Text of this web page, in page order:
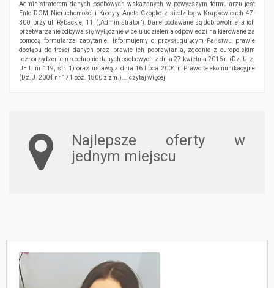
Administratorem danych osobowych wskazanych w powyższym formularzu jest
EnterDOM Nieruchomości i Kredyty Aneta Czopko z siedzibą w Krapkowicach 47-
300, przy ul. Rybackiej 11, („Administrator”). Dane podawane są dobrowolnie, a ich
przetwarzanie odbywa się wyłącznie w celu udzielenia odpowiedzi na kierowane za
pomocą formularza zapytanie. Informujemy o przysługującym Państwu prawie
dostępu do treści danych oraz prawie ich poprawiania, zgodnie z europejskim
rozporządzeniem o ochronie danych osobowych z dnia 27 kwietnia 2016 r. (Dz. Urz.
UE L nr 119, str. 1) oraz ustawą z dnia 16 lipca 2004 r. Prawo telekomunikacyjne
(Dz.U. 2004 nr 171 poz. 1800 z zm.).… czytaj więcej
Najlepsze oferty w
jednym miejscu